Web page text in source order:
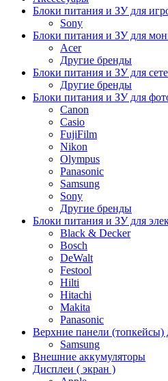
Блоки питания и ЗУ для
Sony
Блоки питания и ЗУ для
Acer
Другие бренды
Блоки питания и ЗУ для
Другие бренды
Блоки питания и ЗУ для
Canon
Casio
FujiFilm
Nikon
Olympus
Panasonic
Samsung
Sony
Другие бренды
Блоки питания и ЗУ для
Black & Decker
Bosch
DeWalt
Festool
Hilti
Hitachi
Makita
Panasonic
Верхние панели (топкейсы)
Samsung
Внешние аккумуляторы
Дисплеи ( экран )